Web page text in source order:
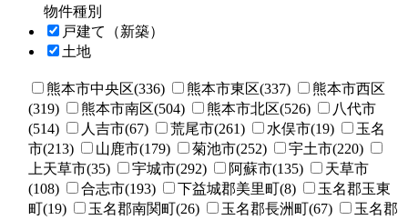
物件種別
戸建て（新築）
土地
熊本市中央区(336) 熊本市東区(337)
熊本市西区
(319)
熊本市南区(504) 熊本市北区(526)
八代市
(514)
人吉市(67) 荒尾市(261) 水俣市(19)
玉名
市(213)
山鹿市(179) 菊池市(252)
宇土市(220)
上天草市(35)
宇城市(292) 阿蘇市(135)
天草市
(108)
合志市(193) 下益城郡美里町(8)
玉名郡玉東
町(19)
玉名郡南関町(26) 玉名郡長洲町(67)
玉名郡